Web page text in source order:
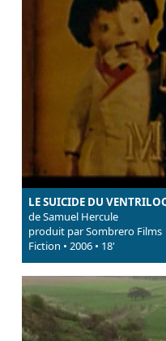
LE SUICIDE DU
de Samuel Hercule
produit par Sombrero Films
Fiction • 2006 • 18'